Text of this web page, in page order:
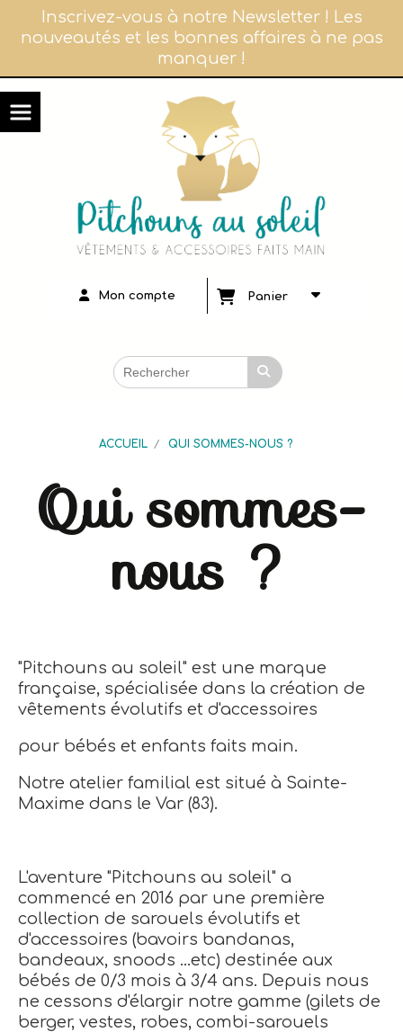
Inscrivez-vous à notre Newsletter ! Les
nouveautés et les bonnes affaires à ne pas
manquer !
Mon compte Panier
ACCUEIL QUI SOMMES-NOUS ?
Qui sommes-
nous ?
"Pitchouns au soleil" est une marque
française, spécialisée dans la création de
vêtements évolutifs et d'accessoires
pour bébés et enfants faits main.
Notre atelier familial est situé à Sainte-
Maxime dans le Var (83).
L'aventure "Pitchouns au soleil" a
commencé en 2016 par une première
collection de sarouels évolutifs et
d'accessoires (bavoirs bandanas,
bandeaux, snoods ...etc) destinée aux
bébés de 0/3 mois à 3/4 ans. Depuis nous
ne cessons d'élargir notre gamme (gilets de
berger, vestes, robes, combi-sarouels
Panneau de gestion des cookies